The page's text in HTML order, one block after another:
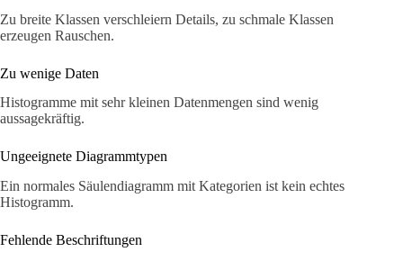
Zu breite Klassen verschleiern Details, zu schmale Klassen
erzeugen Rauschen.
Zu wenige Daten
Histogramme mit sehr kleinen Datenmengen sind wenig
aussagekräftig.
Ungeeignete Diagrammtypen
Ein normales Säulendiagramm mit Kategorien ist kein echtes
Histogramm.
Fehlende Beschriftungen